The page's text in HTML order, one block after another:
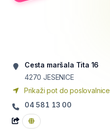
Cesta maršala Tita 16
4270 JESENICE
Prikaži pot do poslovalnice
04 581 13 00